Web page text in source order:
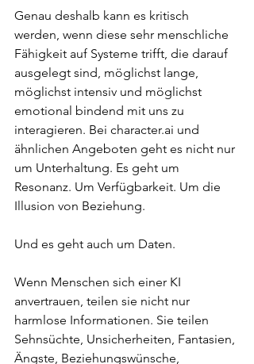
Genau deshalb kann es kritisch
werden, wenn diese sehr menschliche
Fähigkeit auf Systeme trifft, die darauf
ausgelegt sind, möglichst lange,
möglichst intensiv und möglichst
emotional bindend mit uns zu
interagieren. Bei character.ai und
ähnlichen Angeboten geht es nicht nur
um Unterhaltung. Es geht um
Resonanz. Um Verfügbarkeit. Um die
Illusion von Beziehung.
Und es geht auch um Daten.
Wenn Menschen sich einer KI
anvertrauen, teilen sie nicht nur
harmlose Informationen. Sie teilen
Sehnsüchte, Unsicherheiten, Fantasien,
Ängste, Beziehungswünsche,